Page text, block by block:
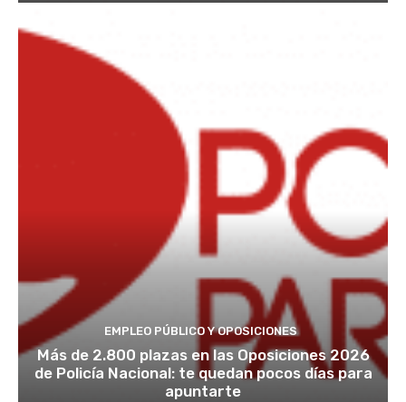
EMPLEO PÚBLICO Y OPOSICIONES
Más de 2.800 plazas en las Oposiciones 2026
de Policía Nacional: te quedan pocos días para
apuntarte